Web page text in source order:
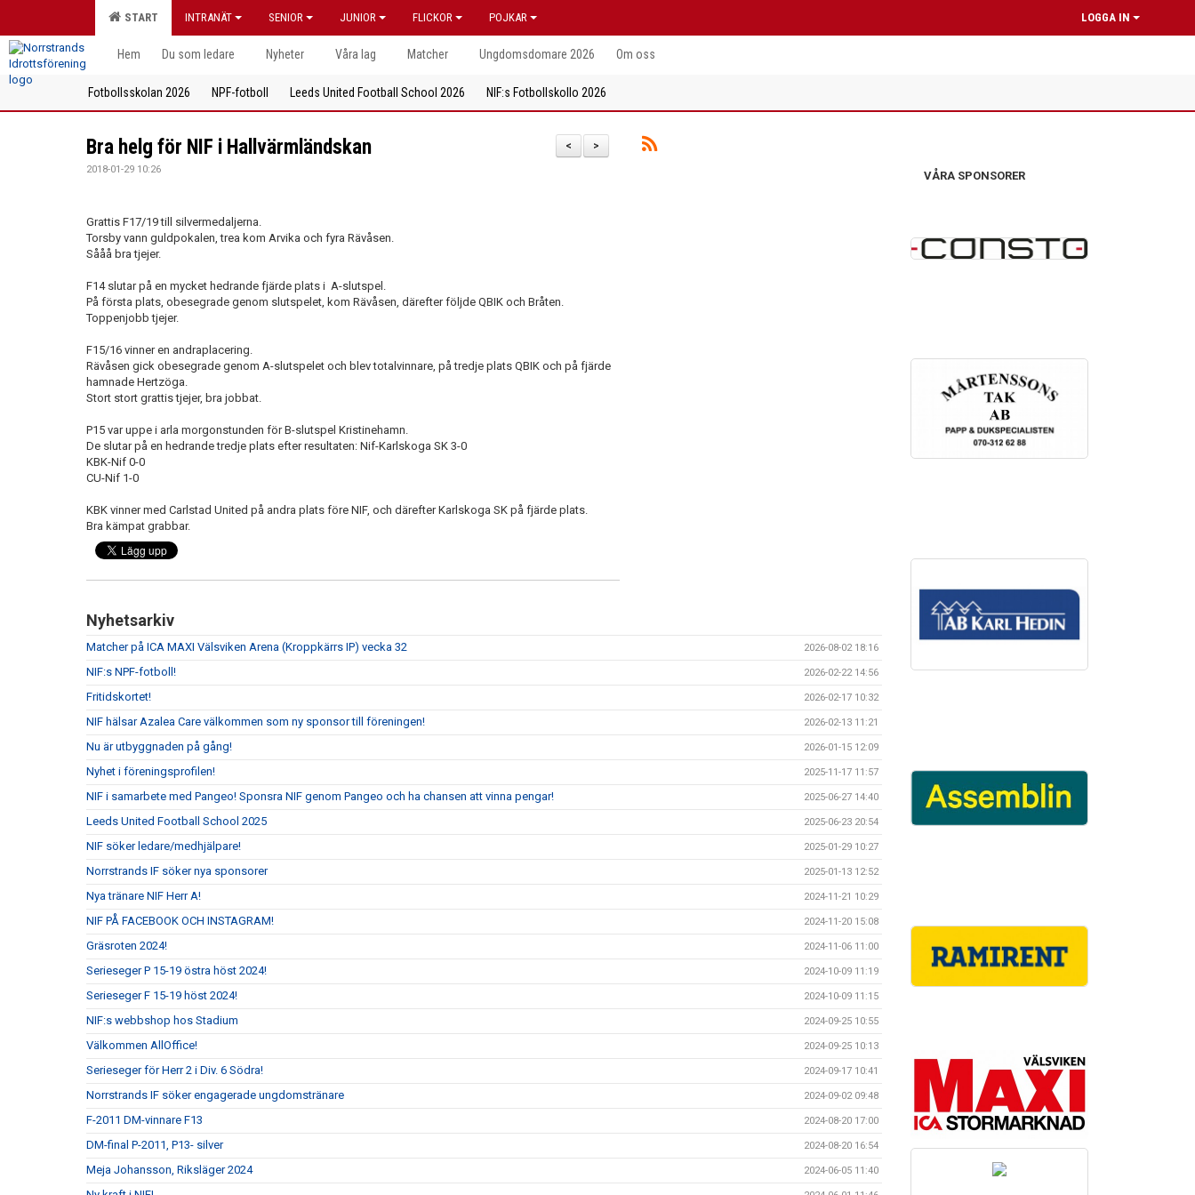
START INTRANÄT SENIOR JUNIOR FLICKOR POJKAR LOGGA IN
Hem Du som ledare Nyheter Våra lag Matcher Ungdomsdomare 2026 Om oss
Fotbollsskolan 2026 NPF-fotboll Leeds United Football School 2026 NIF:s Fotbollskollo 2026
>
<
Bra helg för NIF i Hallvärmländskan
2018-01-29 10:26
Grattis F17/19 till silvermedaljerna.
Torsby vann guldpokalen, trea kom Arvika och fyra Rävåsen.
Sååå bra tjejer.
F14 slutar på en mycket hedrande fjärde plats i A-slutspel.
På första plats, obesegrade genom slutspelet, kom Rävåsen, därefter följde QBIK och Bråten.
Toppenjobb tjejer.
F15/16 vinner en andraplacering.
Rävåsen gick obesegrade genom A-slutspelet och blev totalvinnare, på tredje plats QBIK och på fjärde
hamnade Hertzöga.
Stort stort grattis tjejer, bra jobbat.
P15 var uppe i arla morgonstunden för B-slutspel Kristinehamn.
De slutar på en hedrande tredje plats efter resultaten: Nif-Karlskoga SK 3-0
KBK-Nif 0-0
CU-Nif 1-0
KBK vinner med Carlstad United på andra plats före NIF, och därefter Karlskoga SK på fjärde plats.
Bra kämpat grabbar.
Nyhetsarkiv
Matcher på ICA MAXI Välsviken Arena (Kroppkärrs IP) vecka 32 2026-08-02 18:16
NIF:s NPF-fotboll! 2026-02-22 14:56
Fritidskortet! 2026-02-17 10:32
NIF hälsar Azalea Care välkommen som ny sponsor till föreningen! 2026-02-13 11:21
Nu är utbyggnaden på gång! 2026-01-15 12:09
Nyhet i föreningsprofilen! 2025-11-17 11:57
NIF i samarbete med Pangeo! Sponsra NIF genom Pangeo och ha chansen att vinna pengar! 2025-06-27 14:40
Leeds United Football School 2025 2025-06-23 20:54
NIF söker ledare/medhjälpare! 2025-01-29 10:27
Norrstrands IF söker nya sponsorer 2025-01-13 12:52
Nya tränare NIF Herr A! 2024-11-21 10:29
NIF PÅ FACEBOOK OCH INSTAGRAM! 2024-11-20 15:08
Gräsroten 2024! 2024-11-06 11:00
Serieseger P 15-19 östra höst 2024! 2024-10-09 11:19
Serieseger F 15-19 höst 2024! 2024-10-09 11:15
NIF:s webbshop hos Stadium 2024-09-25 10:55
Välkommen AllOffice! 2024-09-25 10:13
Serieseger för Herr 2 i Div. 6 Södra! 2024-09-17 10:41
Norrstrands IF söker engagerade ungdomstränare 2024-09-02 09:48
F-2011 DM-vinnare F13 2024-08-20 17:00
DM-final P-2011, P13- silver 2024-08-20 16:54
Meja Johansson, Riksläger 2024 2024-06-05 11:40
VÅRA SPONSORER